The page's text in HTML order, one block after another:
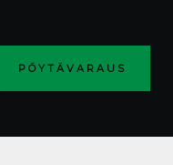
PÖYTÄVARAUS